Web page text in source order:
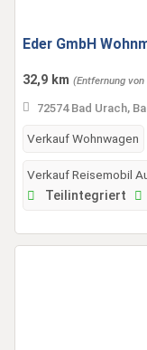
Eder GmbH
32,9 km (Entfernung
72574 Bad Urach,
Verkauf Wohnwagen
Verkauf Reisemobil
Teilintegriert